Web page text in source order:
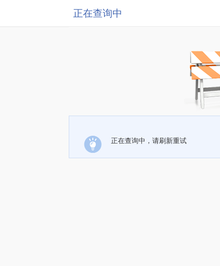
正在查询中
正在查询中，请刷新重试